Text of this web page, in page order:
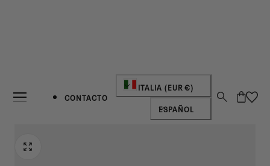
CONTACTO
País/región
ITALIA (EUR €)
Idioma
ESPAÑOL
Carro